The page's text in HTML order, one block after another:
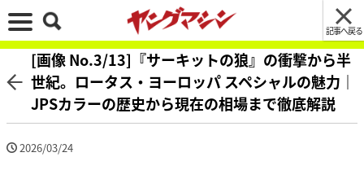
記事へ戻る
[画像 No.3/13]『サーキットの狼』の衝撃から半
世紀。ロータス・ヨーロッパ スペシャルの魅力｜
JPSカラーの歴史から現在の相場まで徹底解説
2026/03/24